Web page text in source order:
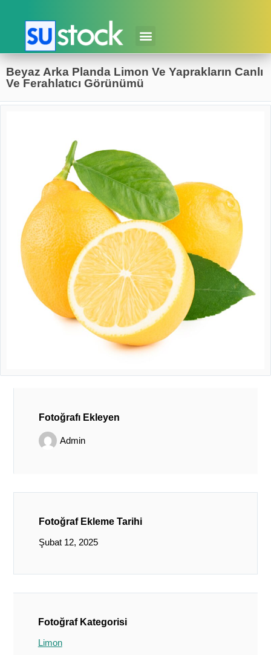
Beyaz Arka Planda Limon Ve Yaprakların Canlı
Ve Ferahlatıcı Görünümü
Fotoğrafı Ekleyen
Admin
Fotoğraf Ekleme Tarihi
Şubat 12, 2025
Fotoğraf Kategorisi
Limon